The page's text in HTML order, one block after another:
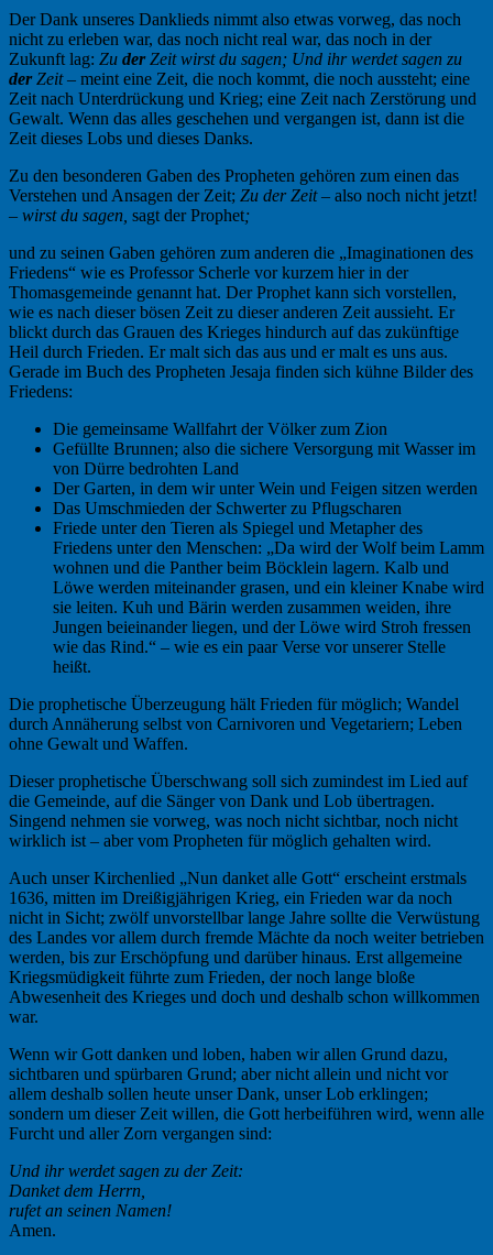
Der Dank unseres Danklieds nimmt also etwas vorweg, das noch
nicht zu erleben war, das noch nicht real war, das noch in der
Zukunft lag: Zu derZeit wirst du sagen; Und ihr werdet sagen zu
derZeit – meint eine Zeit, die noch kommt, die noch aussteht; eine
Zeit nach Unterdrückung und Krieg; eine Zeit nach Zerstörung und
Gewalt. Wenn das alles geschehen und vergangen ist, dann ist die
Zeit dieses Lobs und dieses Danks.
Zu den besonderen Gaben des Propheten gehören zum einen das
Verstehen und Ansagen der Zeit; Zu der Zeit – also noch nicht jetzt!
– wirst du sagen, sagt der Prophet;
und zu seinen Gaben gehören zum anderen die „Imaginationen des
Friedens“ wie es Professor Scherle vor kurzem hier in der
Thomasgemeinde genannt hat. Der Prophet kann sich vorstellen,
wie es nach dieser bösen Zeit zu dieser anderen Zeit aussieht. Er
blickt durch das Grauen des Krieges hindurch auf das zukünftige
Heil durch Frieden. Er malt sich das aus und er malt es uns aus.
Gerade im Buch des Propheten Jesaja finden sich kühne Bilder des
Friedens:
Die gemeinsame Wallfahrt der Völker zum Zion
Gefüllte Brunnen; also die sichere Versorgung mit Wasser im
von Dürre bedrohten Land
Der Garten, in dem wir unter Wein und Feigen sitzen werden
Das Umschmieden der Schwerter zu Pflugscharen
Friede unter den Tieren als Spiegel und Metapher des
Friedens unter den Menschen: „Da wird der Wolf beim Lamm
wohnen und die Panther beim Böcklein lagern. Kalb und
Löwe werden miteinander grasen, und ein kleiner Knabe wird
sie leiten. Kuh und Bärin werden zusammen weiden, ihre
Jungen beieinander liegen, und der Löwe wird Stroh fressen
wie das Rind.“ – wie es ein paar Verse vor unserer Stelle
heißt.
Die prophetische Überzeugung hält Frieden für möglich; Wandel
durch Annäherung selbst von Carnivoren und Vegetariern; Leben
ohne Gewalt und Waffen.
Dieser prophetische Überschwang soll sich zumindest im Lied auf
die Gemeinde, auf die Sänger von Dank und Lob übertragen.
Singend nehmen sie vorweg, was noch nicht sichtbar, noch nicht
wirklich ist – aber vom Propheten für möglich gehalten wird.
Auch unser Kirchenlied „Nun danket alle Gott“ erscheint erstmals
1636, mitten im Dreißigjährigen Krieg, ein Frieden war da noch
nicht in Sicht; zwölf unvorstellbar lange Jahre sollte die Verwüstung
des Landes vor allem durch fremde Mächte da noch weiter betrieben
werden, bis zur Erschöpfung und darüber hinaus. Erst allgemeine
Kriegsmüdigkeit führte zum Frieden, der noch lange bloße
Abwesenheit des Krieges und doch und deshalb schon willkommen
war.
Wenn wir Gott danken und loben, haben wir allen Grund dazu,
sichtbaren und spürbaren Grund; aber nicht allein und nicht vor
allem deshalb sollen heute unser Dank, unser Lob erklingen;
sondern um dieser Zeit willen, die Gott herbeiführen wird, wenn alle
Furcht und aller Zorn vergangen sind:
Und ihr werdet sagen zu der Zeit:
Danket dem Herrn,
rufet an seinen Namen!
Amen.